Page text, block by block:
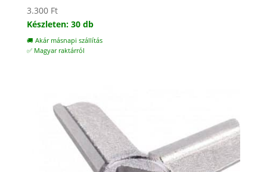
3.300 Ft
Készleten: 30 db
🚚 Akár másnapi szállítás
✅ Magyar raktárról